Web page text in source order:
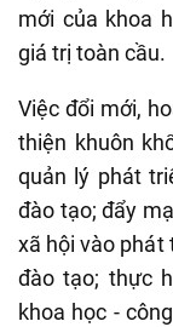
mới của khoa
giá trị toàn cầu.
Việc đổi mới,
thiện khuôn
quản lý phát
đào tạo; đẩy
xã hội vào phát
đào tạo; thực
khoa học -